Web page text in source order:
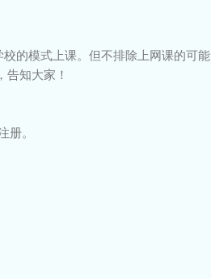
的模式上课。但不排除上网课的可能
知大家！
册。